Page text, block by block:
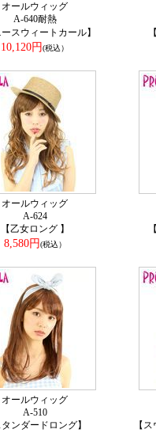
オールウィッグ
A-640耐熱
ースウィートカール】
10,120円(税込）
オールウィッグ
A-624
【乙女ロング 】
8,580円(税込）
オールウィッグ
A-510
タンダードロング】
【